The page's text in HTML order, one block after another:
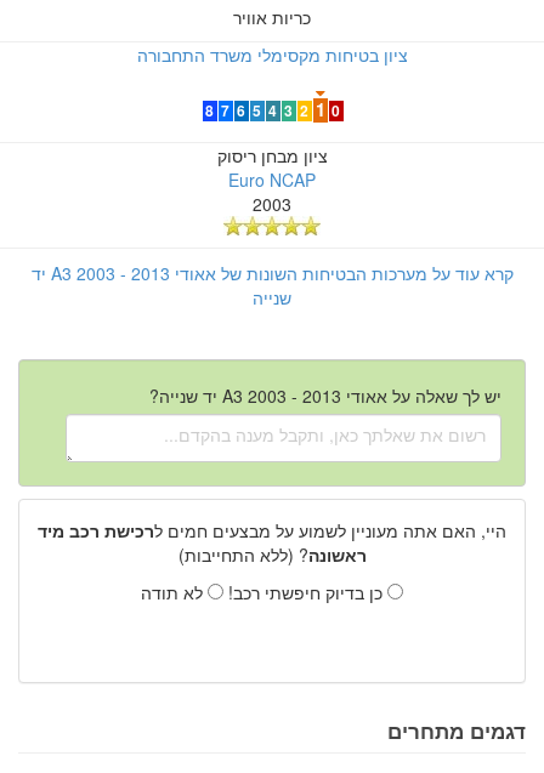
כריות אוויר
ציון בטיחות מקסימלי משרד התחבורה
0
1
2
3
4
5
6
7
8
ציון מבחן ריסוק
Euro NCAP
2003
קרא עוד על מערכות הבטיחות השונות של אאודי A3 2003 - 2013 יד
שנייה
יש לך שאלה על אאודי A3 2003 - 2013 יד שנייה?
היי, האם אתה מעוניין לשמוע על מבצעים חמים לרכישת רכב מיד
ראשונה? (ללא התחייבות)
כן בדיוק חיפשתי רכב!
לא תודה
דגמים מתחרים